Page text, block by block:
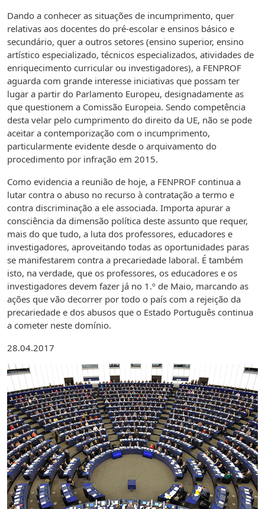
Dando a conhecer as situações de incumprimento, quer
relativas aos docentes do pré-escolar e ensinos básico e
secundário, quer a outros setores (ensino superior, ensino
artístico especializado, técnicos especializados, atividades de
enriquecimento curricular ou investigadores), a FENPROF
aguarda com grande interesse iniciativas que possam ter
lugar a partir do Parlamento Europeu, designadamente as
que questionem a Comissão Europeia. Sendo competência
desta velar pelo cumprimento do direito da UE, não se pode
aceitar a contemporização com o incumprimento,
particularmente evidente desde o arquivamento do
procedimento por infração em 2015.
Como evidencia a reunião de hoje, a FENPROF continua a
lutar contra o abuso no recurso à contratação a termo e
contra discriminação a ele associada. Importa apurar a
consciência da dimensão política deste assunto que requer,
mais do que tudo, a luta dos professores, educadores e
investigadores, aproveitando todas as oportunidades paras
se manifestarem contra a precariedade laboral. É também
isto, na verdade, que os professores, os educadores e os
investigadores devem fazer já no 1.º de Maio, marcando as
ações que vão decorrer por todo o país com a rejeição da
precariedade e dos abusos que o Estado Português continua
a cometer neste domínio.
28.04.2017